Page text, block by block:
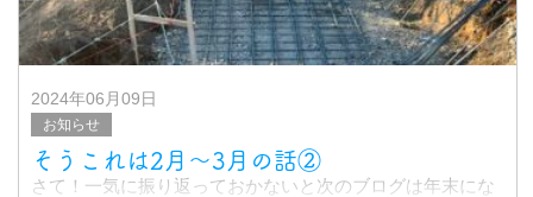
2024年06月09日
お知らせ
そうこれは2月〜3月の話②
さて！一気に振り返っておかないと次のブログは年末にな